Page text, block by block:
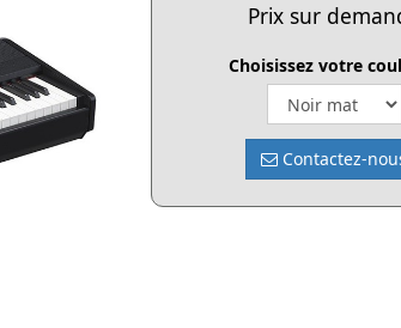
Prix sur
Choisissez votre
Contactez-